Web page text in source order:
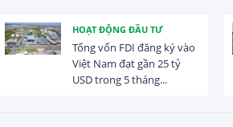
HOẠT ĐỘNG ĐẦU TƯ
Tổng vốn FDI đăng ký vào
Việt Nam đạt gần 25 tỷ
USD trong 5 tháng...